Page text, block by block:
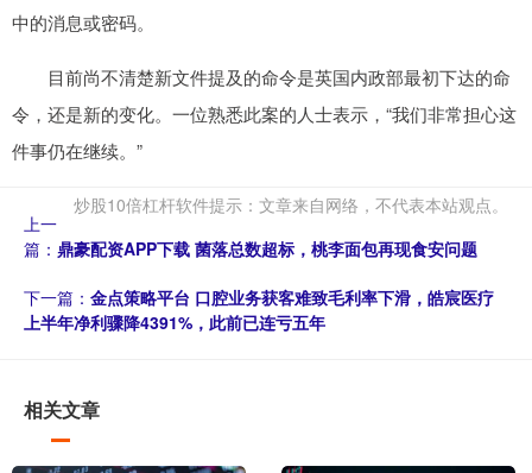
中的消息或密码。
目前尚不清楚新文件提及的命令是英国内政部最初下达的命
令，还是新的变化。一位熟悉此案的人士表示，“我们非常担心这
件事仍在继续。”
炒股10倍杠杆软件提示：文章来自网络，不代表本站观点。
上一
篇： 鼎豪配资APP下载 菌落总数超标，桃李面包再现食安问题
下一篇： 金点策略平台 口腔业务获客难致毛利率下滑，皓宸医疗
上半年净利骤降4391%，此前已连亏五年
相关文章